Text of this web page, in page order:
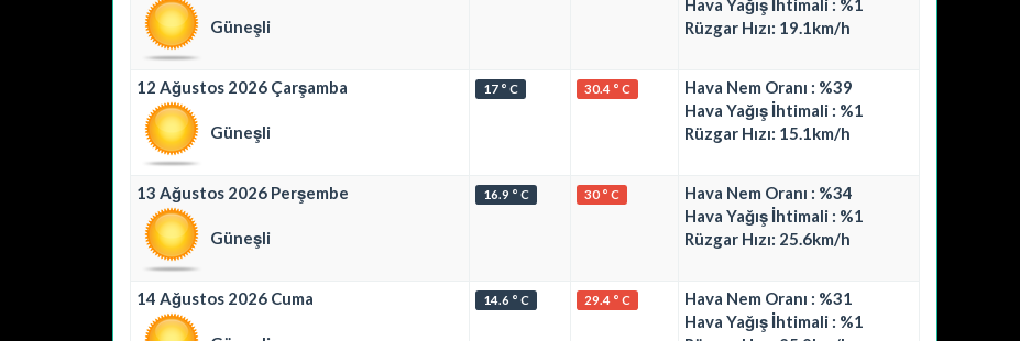
Güneşli
Hava Yağış İhtimali : %1
Rüzgar Hızı: 19.1km/h
12 Ağustos 2026 Çarşamba
Güneşli
17 ° C 30.4 ° C
Hava Nem Oranı : %39
Hava Yağış İhtimali : %1
Rüzgar Hızı: 15.1km/h
13 Ağustos 2026 Perşembe
Güneşli
16.9 ° C 30 ° C
Hava Nem Oranı : %34
Hava Yağış İhtimali : %1
Rüzgar Hızı: 25.6km/h
14 Ağustos 2026 Cuma 14.6 ° C 29.4 ° C
Hava Nem Oranı : %31
Hava Yağış İhtimali : %1